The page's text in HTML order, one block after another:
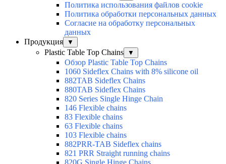
Политика использования файлов cookie
Политика обработки персональных данных
Согласие на обработку персональных
данных
Продукция
▼
Plastic Table Top Chains ▼
Обзор Plastic Table Top Chains
1060 Sideflex Chains with 8% silicone oil
882TAB Sideflex Chains
880TAB Sideflex Chains
820 Series Single Hinge Chain
146 Flexible chains
83 Flexible chains
63 Flexible chains
103 Flexible chains
882PRR-TAB Sideflex chains
821 PRR Straight running chains